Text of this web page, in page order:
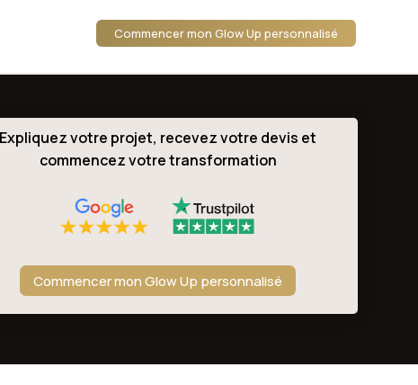
Commencer mon Glow Up personnalisé
Expliquez votre projet, recevez votre devis et
commencez votre transformation
Commencer mon Glow Up personnalisé